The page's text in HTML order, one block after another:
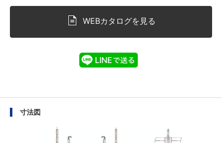
WEBカタログを見る
寸法図